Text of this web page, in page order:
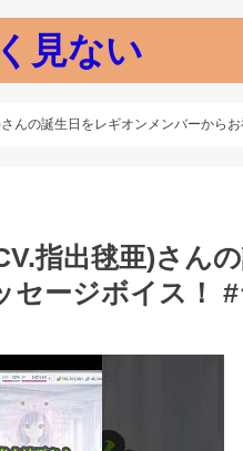
見ない
)さんの誕生日をレギオンメンバーか
指出毬亜)さん
セージボイス！